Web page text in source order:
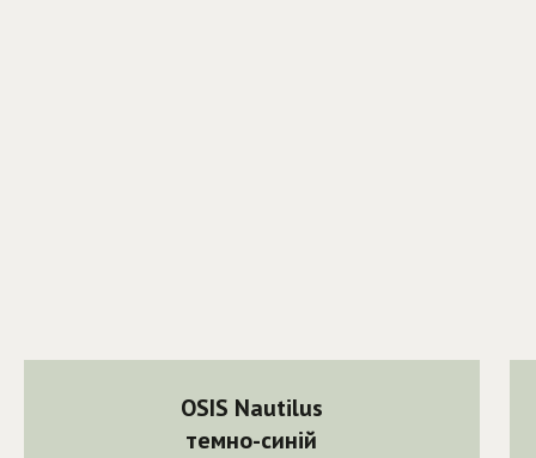
OSIS Nautilus
темно-синій